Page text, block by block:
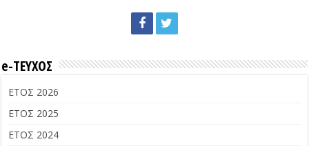
e-ΤΕΥΧΟΣ
ΕΤΟΣ 2026
ΕΤΟΣ 2025
ΕΤΟΣ 2024